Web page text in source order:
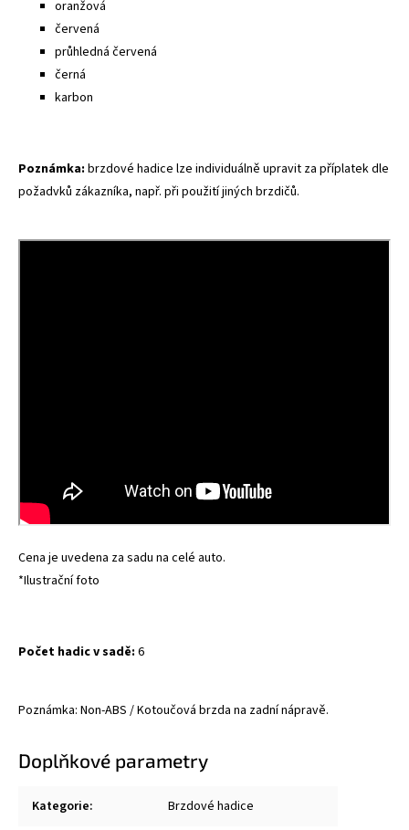
oranžová
červená
průhledná červená
černá
karbon
Poznámka: brzdové hadice lze individuálně upravit za příplatek dle
požadvků zákazníka, např. při použití jiných brzdičů.
Cena je uvedena za sadu na celé auto.
*Ilustrační foto
Počet hadic v sadě: 6
Poznámka: Non-ABS / Kotoučová brzda na zadní nápravě.
Doplňkové parametry
Kategorie: Brzdové hadice